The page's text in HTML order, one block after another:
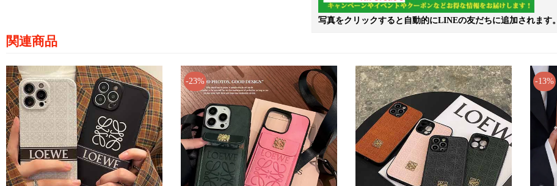
写真をクリックすると自動的にLINEの友だちに追加されます。
関連商品
-23% -13%